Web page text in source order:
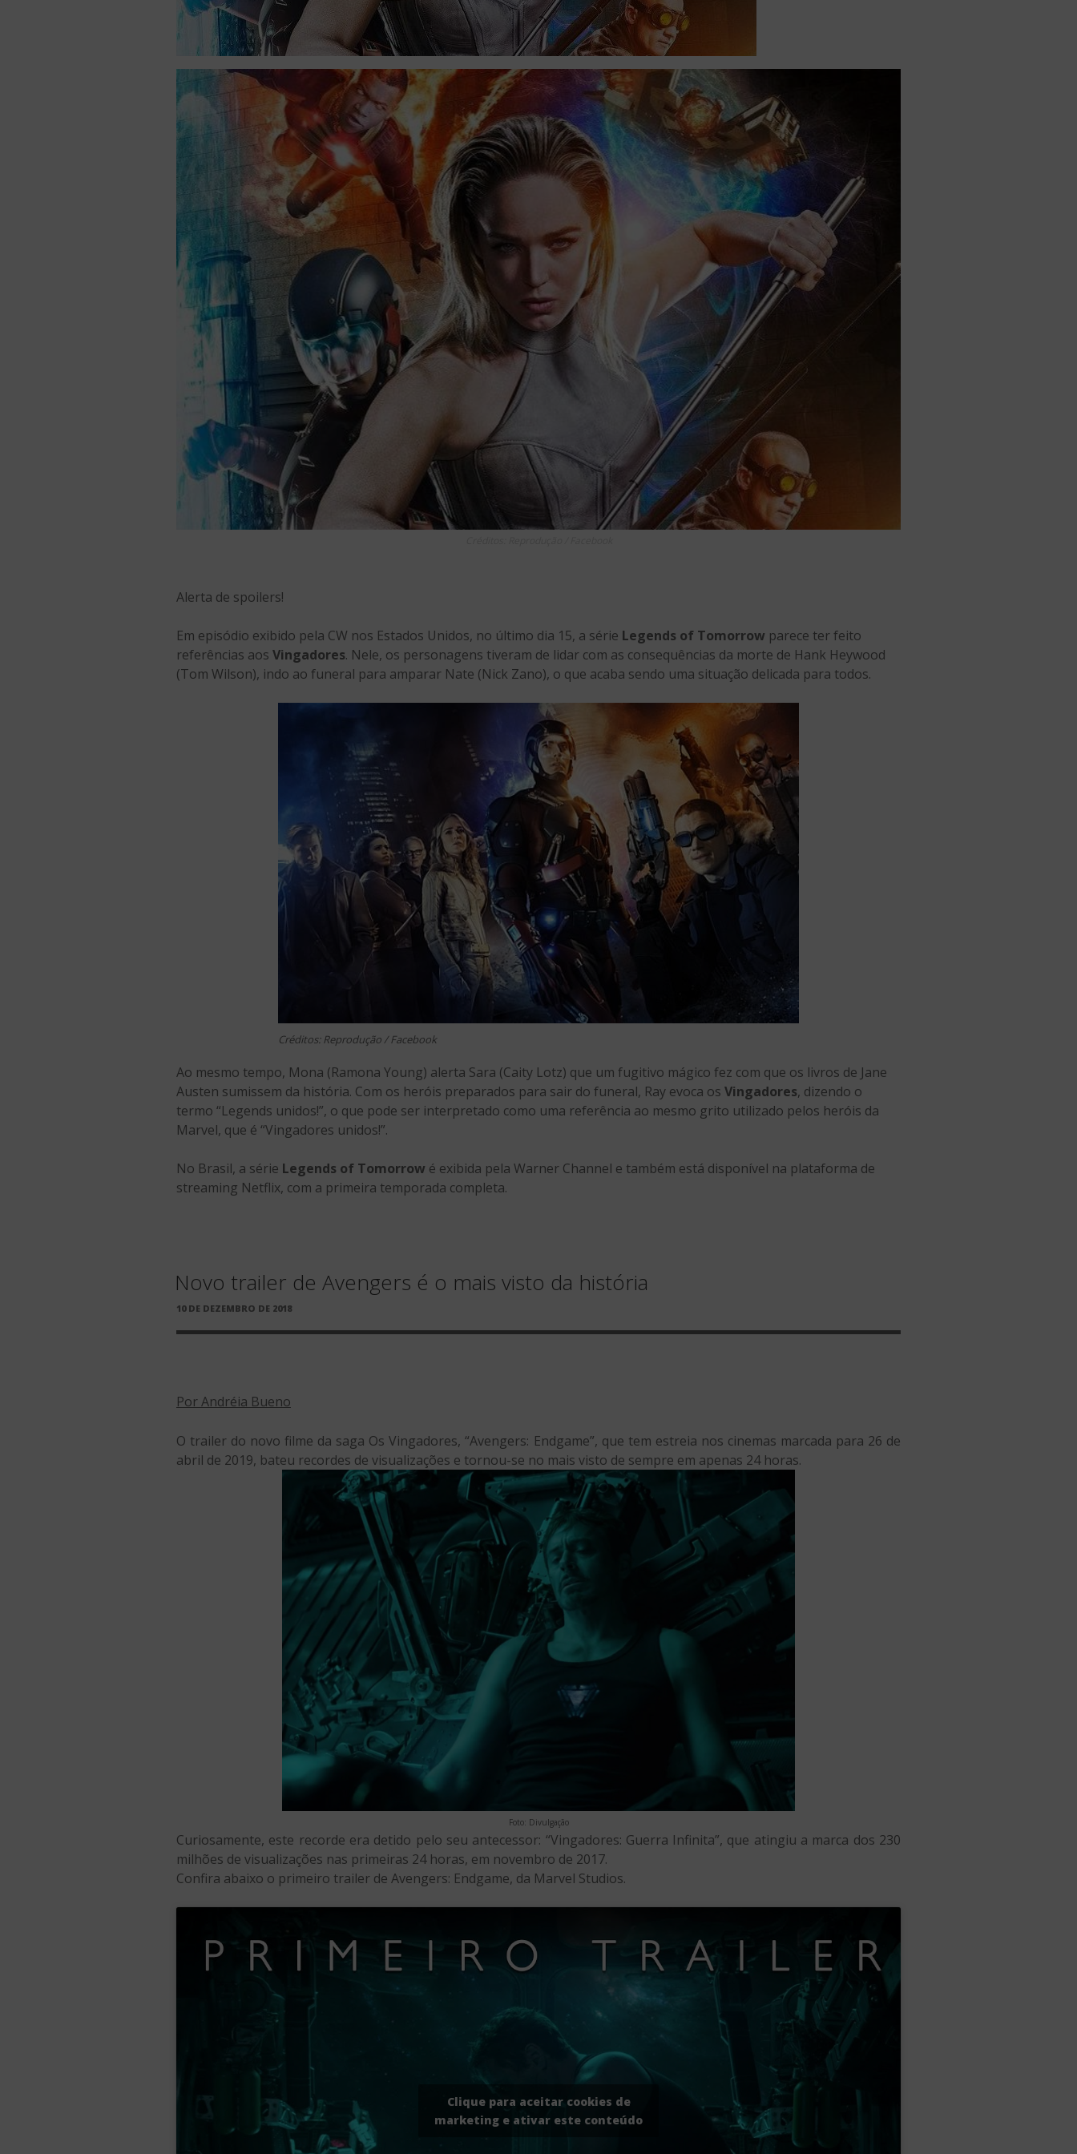
Alerta de spoilers!
Em episódio exibido pela CW nos Estados Unidos, no último dia 15, a série Legends of Tomorrow parece ter feito
referências aos Vingadores. Nele, os personagens tiveram de lidar com as consequências da morte de Hank Heywood
(Tom Wilson), indo ao funeral para amparar Nate (Nick Zano), o que acaba sendo uma situação delicada para todos.
Créditos: Reprodução / Facebook
Ao mesmo tempo, Mona (Ramona Young) alerta Sara (Caity Lotz) que um fugitivo mágico fez com que os livros de Jane
Austen sumissem da história. Com os heróis preparados para sair do funeral, Ray evoca os Vingadores, dizendo o
termo “Legends unidos!”, o que pode ser interpretado como uma referência ao mesmo grito utilizado pelos heróis da
Marvel, que é “Vingadores unidos!”.
No Brasil, a série Legends of Tomorrow é exibida pela Warner Channel e também está disponível na plataforma de
streaming Netflix, com a primeira temporada completa.
Novo trailer de Avengers é o mais visto da história
PUBLICADO
10 DE DEZEMBRO DE 2018
Por Andréia Bueno
O trailer do novo filme da saga Os Vingadores, “Avengers: Endgame”, que tem estreia nos cinemas marcada para 26 de
abril de 2019, bateu recordes de visualizações e tornou-se no mais visto de sempre em apenas 24 horas.
Foto: Divulgação
Curiosamente, este recorde era detido pelo seu antecessor: “Vingadores: Guerra Infinita”, que atingiu a marca dos 230
milhões de visualizações nas primeiras 24 horas, em novembro de 2017.
Confira abaixo o primeiro trailer de Avengers: Endgame, da Marvel Studios.
Clique para aceitar cookies de
marketing e ativar este conteúdo